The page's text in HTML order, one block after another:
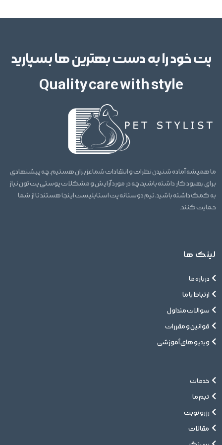
پت خود را به دست بهترین ها بسپارید
Quality care with style
ما همیشه آماده شنیدن نظرات و انتقادات شما عزیزان هستیم. چه پیشنهادی
برای بهبود کار داشته باشید، چه در مورد آرایش و مشکلات پوستی پت تون نیاز
به کمک داشته باشید، تیم دوستانه پت استایلیست اینجا هستند تا از شما
حمایت کنند.
لینک ها
درباره ما
ارتباط با ما
سوالات متداول
قوانین و مقررات
ویدیو های آموزشی
خدمات
تیم ما
رزرو نوبت
مقالات